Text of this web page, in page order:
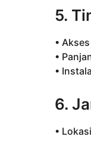
5.
•
•
•
6.
•